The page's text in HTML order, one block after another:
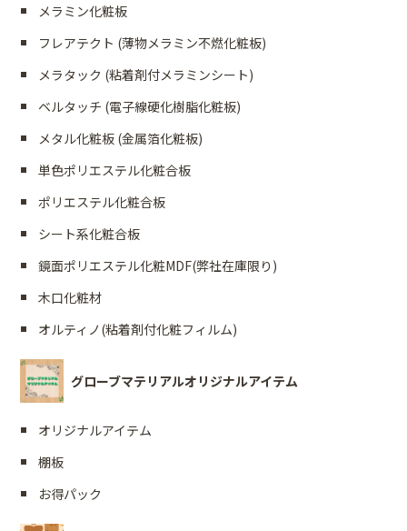
メラミン化粧板
フレアテクト (薄物メラミン不燃化粧板)
メラタック (粘着剤付メラミンシート)
ベルタッチ (電子線硬化樹脂化粧板)
メタル化粧板 (金属箔化粧板)
単色ポリエステル化粧合板
ポリエステル化粧合板
シート系化粧合板
鏡面ポリエステル化粧MDF(弊社在庫限り)
木口化粧材
オルティノ(粘着剤付化粧フィルム)
グローブマテリアルオリジナルアイテム
オリジナルアイテム
棚板
お得パック